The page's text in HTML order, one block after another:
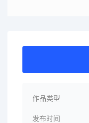
作品类型
发布时间